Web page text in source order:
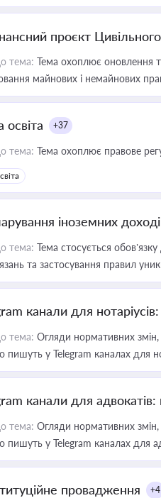
проєкт
тема: Тема охоплює оновлення
майнових і немайнових
+37
тема: Тема охоплює правове
іноземних
тема: Тема стосується
та застосування правил
канали для
тема: Огляди нормативних змін,
пишуть у Telegram каналах для
канали для
тема: Огляди нормативних змін,
пишуть у Telegram каналах для
провадження +4